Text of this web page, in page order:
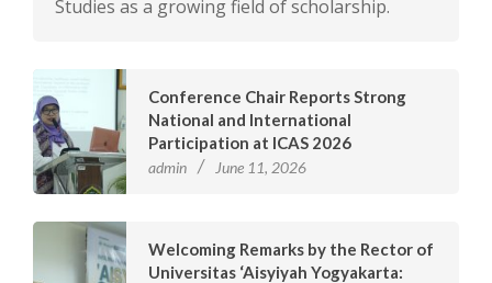
Studies as a growing field of scholarship.
Conference Chair Reports Strong
National and International
Participation at ICAS 2026
admin June 11, 2026
Welcoming Remarks by the Rector of
Universitas ‘Aisyiyah Yogyakarta: